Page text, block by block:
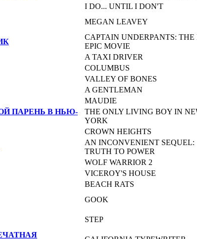
I DO... UNTIL I DON'T
MEGAN LEAVEY
CAPTAIN UNDERPANTS: THE
EPIC MOVIE
A TAXI DRIVER
COLUMBUS
VALLEY OF BONES
A GENTLEMAN
MAUDIE
ПАРЕНЬ В НЬЮ-
THE ONLY LIVING BOY IN
YORK
CROWN HEIGHTS
AN INCONVENIENT SEQUEL:
TRUTH TO POWER
WOLF WARRIOR 2
VICEROY'S HOUSE
BEACH RATS
GOOK
STEP